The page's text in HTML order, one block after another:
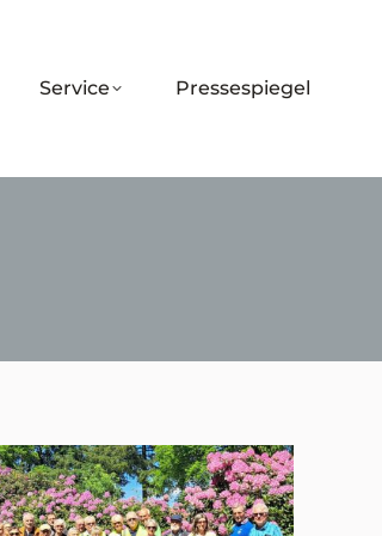
Service Pressespiegel